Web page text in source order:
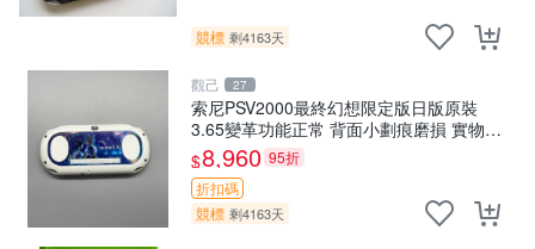
競標 剩4163天
觀己 27
索尼PSV2000最終幻想限定版日版原裝
3.65變革功能正常 背面小劃痕磨損 實物圖
可查 限量珍藏 畫集 游戲機
$8,960 95折
折扣碼
競標 剩4163天